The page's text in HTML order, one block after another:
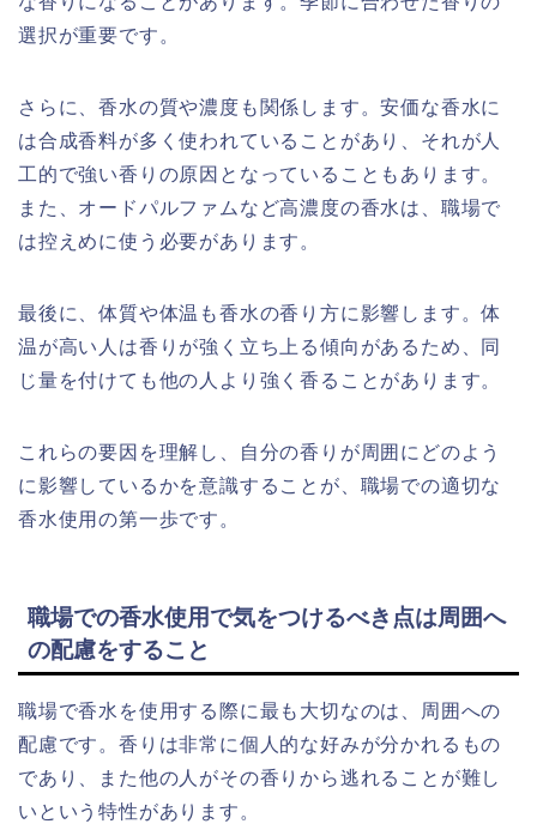
選択が重要です。
さらに、香水の質や濃度も関係します。安価な香水に
は合成香料が多く使われていることがあり、それが人
工的で強い香りの原因となっていることもあります。
また、オードパルファムなど高濃度の香水は、職場で
は控えめに使う必要があります。
最後に、体質や体温も香水の香り方に影響します。体
温が高い人は香りが強く立ち上る傾向があるため、同
じ量を付けても他の人より強く香ることがあります。
これらの要因を理解し、自分の香りが周囲にどのよう
に影響しているかを意識することが、職場での適切な
香水使用の第一歩です。
職場での香水使用で気をつけるべき点は周囲へ
の配慮をすること
職場で香水を使用する際に最も大切なのは、周囲への
配慮です。香りは非常に個人的な好みが分かれるもの
であり、また他の人がその香りから逃れることが難し
いという特性があります。